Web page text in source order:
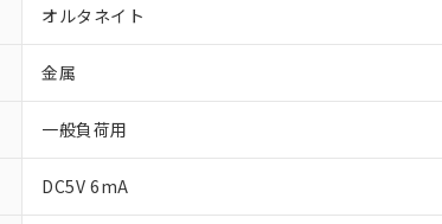
オルタネイト
金属
一般負荷用
DC5V 6mA
※1 対応状況